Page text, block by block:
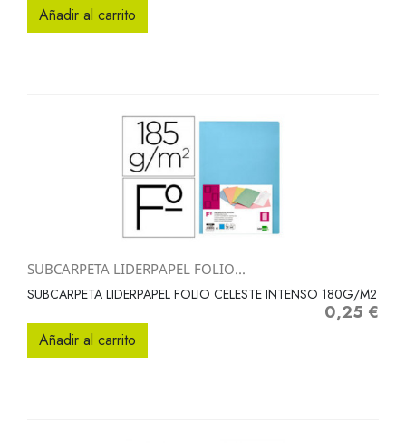
Añadir al carrito
SUBCARPETA LIDERPAPEL FOLIO...
SUBCARPETA LIDERPAPEL FOLIO CELESTE INTENSO 180G/M2
Precio
0,25 €
Añadir al carrito